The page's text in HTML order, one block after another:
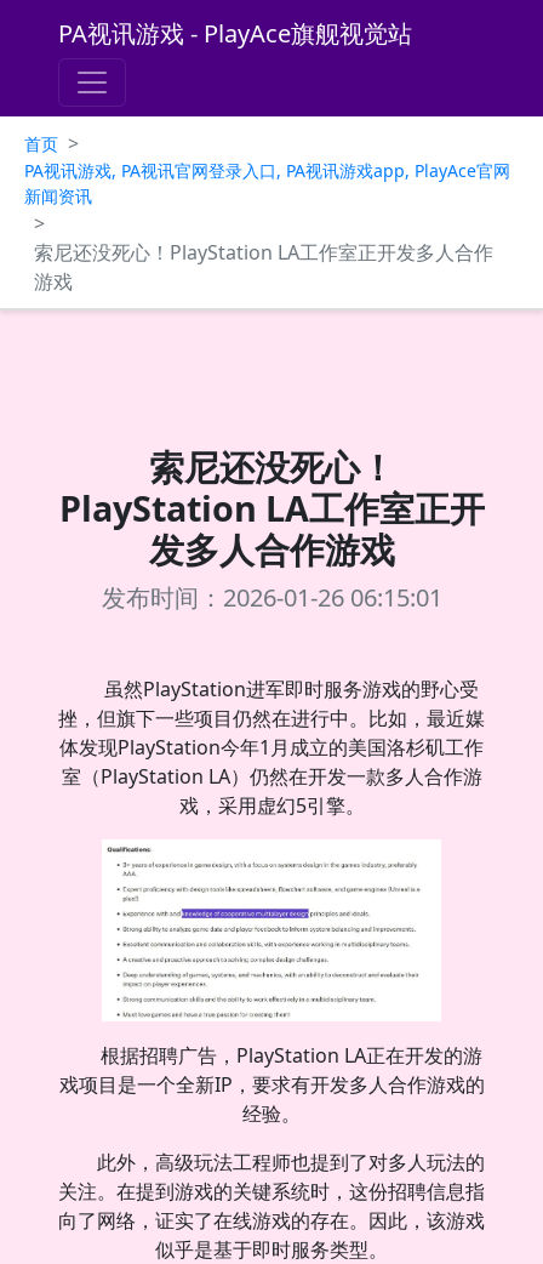
PA视讯游戏 - PlayAce旗舰视觉站
首页 >
PA视讯游戏, PA视讯官网登录入口, PA视讯游戏app, PlayAce官网
新闻资讯
>
索尼还没死心！PlayStation LA工作室正开发多人合作
游戏
索尼还没死心！
PlayStation LA工作室正开
发多人合作游戏
发布时间：2026-01-26 06:15:01
虽然PlayStation进军即时服务游戏的野心受
挫，但旗下一些项目仍然在进行中。比如，最近媒
体发现PlayStation今年1月成立的美国洛杉矶工作
室（PlayStation LA）仍然在开发一款多人合作游
戏，采用虚幻5引擎。
根据招聘广告，PlayStation LA正在开发的游
戏项目是一个全新IP，要求有开发多人合作游戏的
经验。
此外，高级玩法工程师也提到了对多人玩法的
关注。在提到游戏的关键系统时，这份招聘信息指
向了网络，证实了在线游戏的存在。因此，该游戏
似乎是基于即时服务类型。